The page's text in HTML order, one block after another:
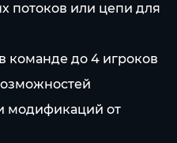
потоков или цепи для
команде до 4 игроков
модификаций от